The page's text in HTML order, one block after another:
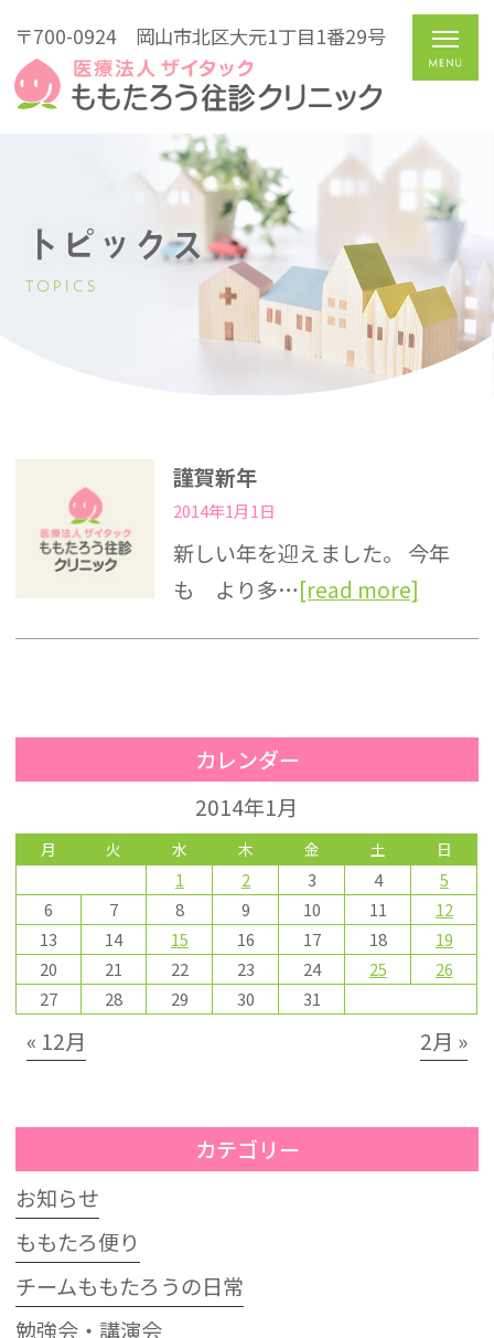
〒700-0924 岡山市北区大元1丁目1番29号
トピックス
TOPICS
謹賀新年
2014年1月1日
新しい年を迎えました。 今年
も より多…[read more]
カレンダー
2014年1月
月 火 水 木 金 土 日
1 2 3 4
5
6
7 8 9 10 11
12
13
14 15 16 17 18
19
20
21 22 23 24 25
26
27
28 29 30 31
« 12月 2月 »
カテゴリー
お知らせ
ももたろ便り
チームももたろうの日常
勉強会・講演会